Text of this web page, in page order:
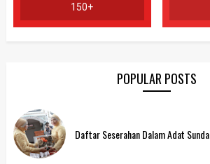
150+
POPULAR POSTS
Daftar Seserahan Dalam Adat Sunda